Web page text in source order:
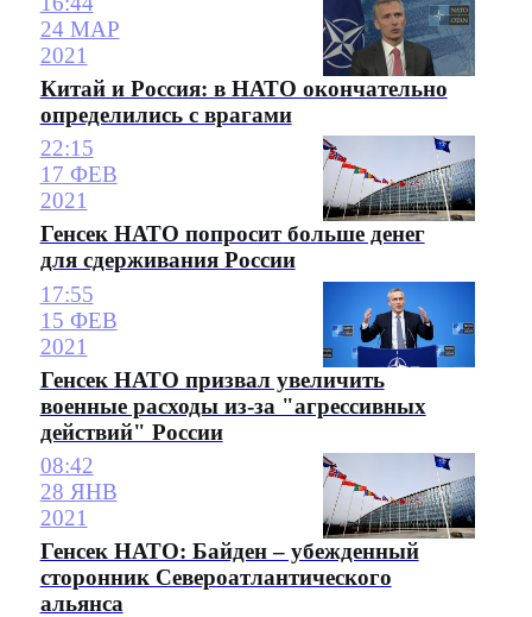
24 МАР
2021
Китай и Россия: в НАТО окончательно
определились с врагами
22:15
17 ФЕВ
2021
Генсек НАТО попросит больше денег
для сдерживания России
17:55
15 ФЕВ
2021
Генсек НАТО призвал увеличить
военные расходы из-за "агрессивных
действий" России
08:42
28 ЯНВ
2021
Генсек НАТО: Байден – убежденный
сторонник Североатлантического
альянса